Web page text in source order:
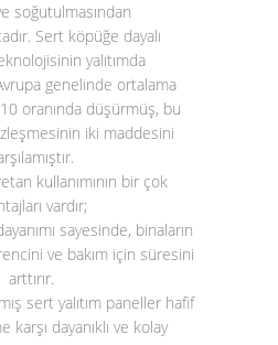
ve soğutulmasından
Sert köpüğe dayalı
yalıtımda
genelinde ortalama
oranında düşürmüş, bu
iki maddesini
kullanımının bir çok
vardır;
sayesinde, binaların
ve bakım için süresini
arttırır.
sert yalıtım paneller hafif
karşı dayanıklı ve kolay